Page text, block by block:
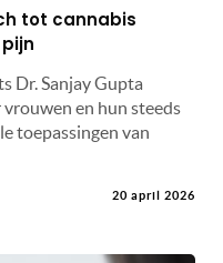
tot cannabis
Dr. Sanjay Gupta
en hun steeds
toepassingen van
20 april 2026